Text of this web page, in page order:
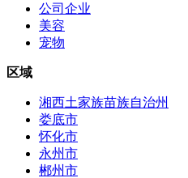
公司企业
美容
宠物
区域
湘西土家族苗族自治州
娄底市
怀化市
永州市
郴州市